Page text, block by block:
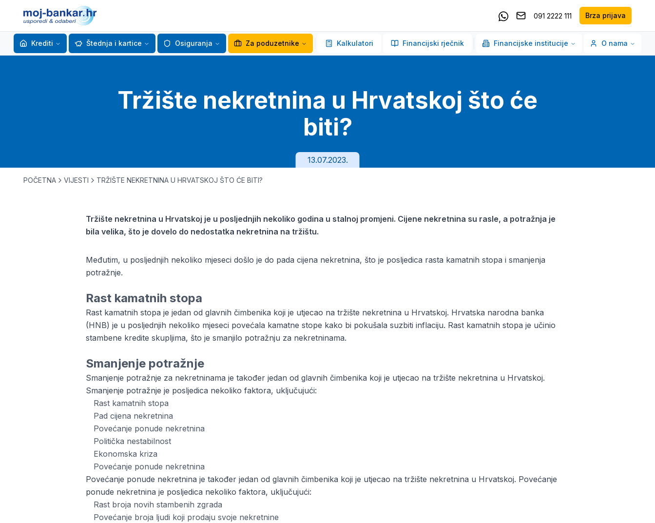
Kontaktirajte nas putem Whatsappa
091 2222 111 Brza prijava
Krediti Štednja i kartice Osiguranja Za poduzetnike Kalkulatori Financijski rječnik Financijske institucije O nama
Tržište nekretnina u Hrvatskoj što će
biti?
13.07.2023.
POČETNA VIJESTI TRŽIŠTE NEKRETNINA U HRVATSKOJ ŠTO ĆE BITI?
Tržište nekretnina u Hrvatskoj je u posljednjih nekoliko godina u stalnoj promjeni. Cijene nekretnina su rasle, a potražnja je
bila velika, što je dovelo do nedostatka nekretnina na tržištu.
Međutim, u posljednjih nekoliko mjeseci došlo je do pada cijena nekretnina, što je posljedica rasta kamatnih stopa i smanjenja
potražnje.
Rast kamatnih stopa
Rast kamatnih stopa je jedan od glavnih čimbenika koji je utjecao na tržište nekretnina u Hrvatskoj. Hrvatska narodna banka
(HNB) je u posljednjih nekoliko mjeseci povećala kamatne stope kako bi pokušala suzbiti inflaciju. Rast kamatnih stopa je učinio
stambene kredite skupljima, što je smanjilo potražnju za nekretninama.
Smanjenje potražnje
Smanjenje potražnje za nekretninama je također jedan od glavnih čimbenika koji je utjecao na tržište nekretnina u Hrvatskoj.
Smanjenje potražnje je posljedica nekoliko faktora, uključujući:
Rast kamatnih stopa
Pad cijena nekretnina
Povećanje ponude nekretnina
Politička nestabilnost
Ekonomska kriza
Povećanje ponude nekretnina
Povećanje ponude nekretnina je također jedan od glavnih čimbenika koji je utjecao na tržište nekretnina u Hrvatskoj. Povećanje
ponude nekretnina je posljedica nekoliko faktora, uključujući:
Rast broja novih stambenih zgrada
Povećanje broja ljudi koji prodaju svoje nekretnine